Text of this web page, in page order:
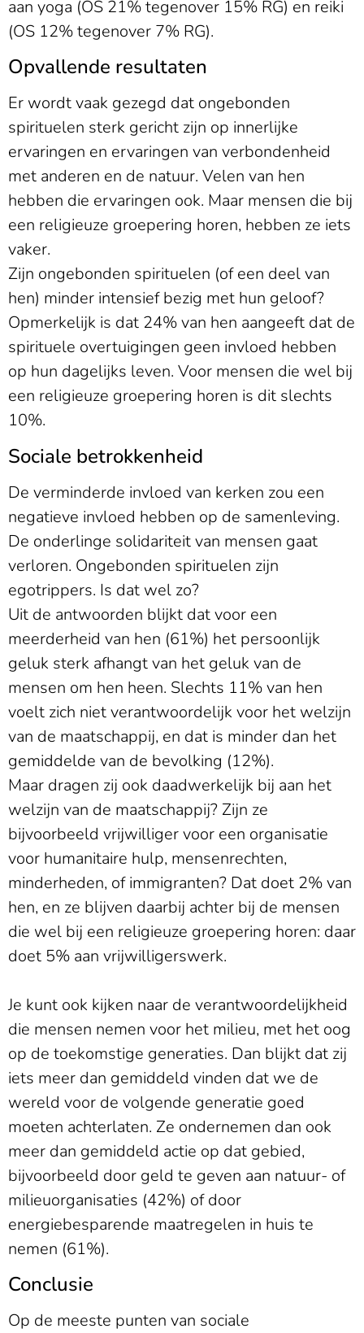
aan yoga (OS 21% tegenover 15% RG) en reiki
(OS 12% tegenover 7% RG).
Opvallende resultaten
Er wordt vaak gezegd dat ongebonden
spirituelen sterk gericht zijn op innerlijke
ervaringen en ervaringen van verbondenheid
met anderen en de natuur. Velen van hen
hebben die ervaringen ook. Maar mensen die bij
een religieuze groepering horen, hebben ze iets
vaker.
Zijn ongebonden spirituelen (of een deel van
hen) minder intensief bezig met hun geloof?
Opmerkelijk is dat 24% van hen aangeeft dat de
spirituele overtuigingen geen invloed hebben
op hun dagelijks leven. Voor mensen die wel bij
een religieuze groepering horen is dit slechts
10%.
Sociale betrokkenheid
De verminderde invloed van kerken zou een
negatieve invloed hebben op de samenleving.
De onderlinge solidariteit van mensen gaat
verloren. Ongebonden spirituelen zijn
egotrippers. Is dat wel zo?
Uit de antwoorden blijkt dat voor een
meerderheid van hen (61%) het persoonlijk
geluk sterk afhangt van het geluk van de
mensen om hen heen. Slechts 11% van hen
voelt zich niet verantwoordelijk voor het welzijn
van de maatschappij, en dat is minder dan het
gemiddelde van de bevolking (12%).
Maar dragen zij ook daadwerkelijk bij aan het
welzijn van de maatschappij? Zijn ze
bijvoorbeeld vrijwilliger voor een organisatie
voor humanitaire hulp, mensenrechten,
minderheden, of immigranten? Dat doet 2% van
hen, en ze blijven daarbij achter bij de mensen
die wel bij een religieuze groepering horen: daar
doet 5% aan vrijwilligerswerk.
Je kunt ook kijken naar de verantwoordelijkheid
die mensen nemen voor het milieu, met het oog
op de toekomstige generaties. Dan blijkt dat zij
iets meer dan gemiddeld vinden dat we de
wereld voor de volgende generatie goed
moeten achterlaten. Ze ondernemen dan ook
meer dan gemiddeld actie op dat gebied,
bijvoorbeeld door geld te geven aan natuur- of
milieuorganisaties (42%) of door
energiebesparende maatregelen in huis te
nemen (61%).
Conclusie
Op de meeste punten van sociale